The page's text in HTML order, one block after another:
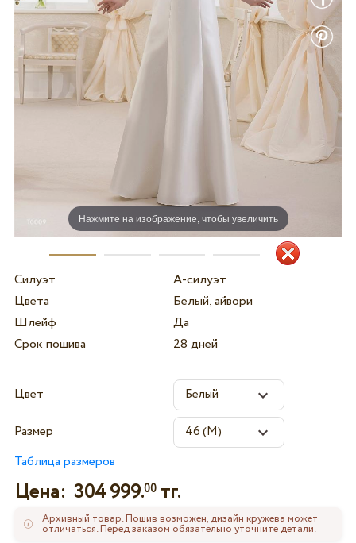
Нажмите на изображение, чтобы увеличить
Силуэт
А-силуэт
Цвета
Белый, айвори
Шлейф
Да
Срок пошива
28 дней
Цвет
Размер
Таблица размеров
Цена: 304 999.00тг.
Архивный товар. Пошив возможен, дизайн кружева может
отличаться. Перед заказом обязательно уточните детали.